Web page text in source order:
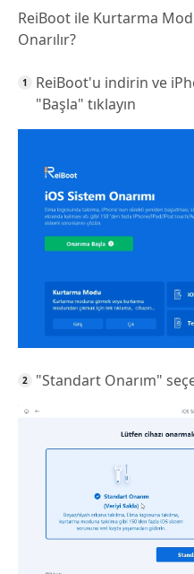
ReiBoot ile Kurtarma
Onarılır?
ReiBoot'u indirin ve
"Başla" tıklayın
"Standart Onarım"